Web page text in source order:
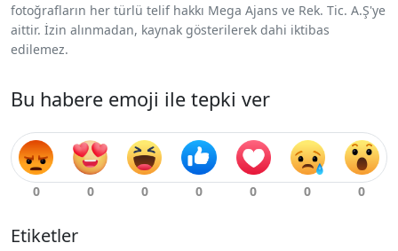
fotoğrafların her türlü telif hakkı Mega Ajans ve Rek. Tic. A.Ş'ye
aittir. İzin alınmadan, kaynak gösterilerek dahi iktibas
edilemez.
Bu habere emoji ile tepki ver
Etiketler